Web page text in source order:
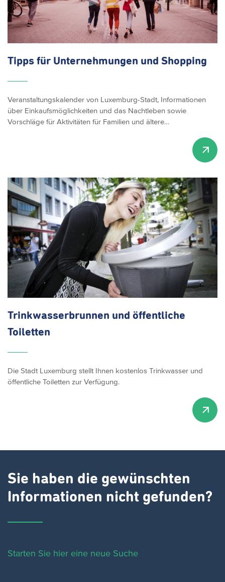
Tipps für Unternehmungen und Shopping
Veranstaltungskalender von Luxemburg-Stadt, Informationen
über Einkaufsmöglichkeiten und das Nachtleben sowie
Vorschläge für Aktivitäten für Familien und ältere…
Trinkwasserbrunnen und öffentliche
Toiletten
Die Stadt Luxemburg stellt Ihnen kostenlos Trinkwasser und
öffentliche Toiletten zur Verfügung.
Sie haben die gewünschten
Informationen nicht gefunden?
Starten Sie hier eine neue Suche